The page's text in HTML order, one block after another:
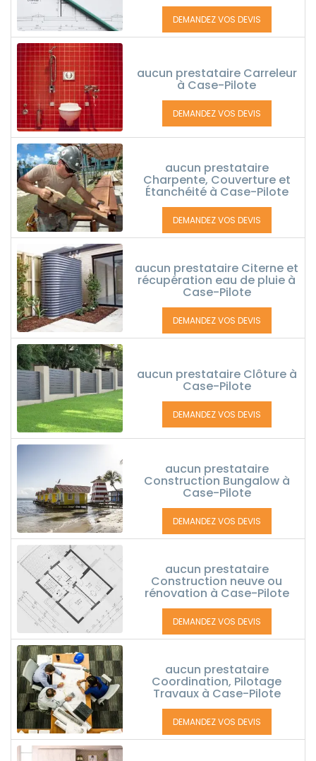
DEMANDEZ VOS DEVIS
aucun prestataire Carreleur
à Case-Pilote
DEMANDEZ VOS DEVIS
aucun prestataire
Charpente, Couverture et
Étanchéité à Case-Pilote
DEMANDEZ VOS DEVIS
aucun prestataire Citerne et
récupération eau de pluie à
Case-Pilote
DEMANDEZ VOS DEVIS
aucun prestataire Clôture à
Case-Pilote
DEMANDEZ VOS DEVIS
aucun prestataire
Construction Bungalow à
Case-Pilote
DEMANDEZ VOS DEVIS
aucun prestataire
Construction neuve ou
rénovation à Case-Pilote
DEMANDEZ VOS DEVIS
aucun prestataire
Coordination, Pilotage
Travaux à Case-Pilote
DEMANDEZ VOS DEVIS